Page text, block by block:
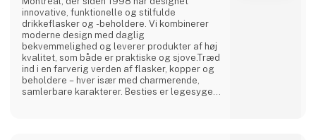
innovative, funktionelle og stilfulde
drikkeflasker og -beholdere. Vi kombinerer
moderne design med daglig
bekvemmelighed og leverer produkter af høj
kvalitet, som både er praktiske og sjove.Træd
ind i en farverig verden af flasker, kopper og
beholdere – hver især med charmerende,
samlerbare karakterer. Besties er legesyge,